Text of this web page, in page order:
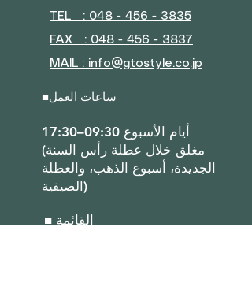
TEL : 048 - 456 - 3835​
FAX : 048 - 456 - 3837
MAIL : info@gtostyle.co.jp
■
أيام الأسبوع 09:30–17:30
(مغلق خلال عطلة رأس السنة
الجديدة، أسبوع الذهب، والعطلة
الصيفية)
■ القائمة